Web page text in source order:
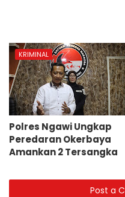
KRIMINAL
Polres Ngawi Ungkap
Peredaran Okerbaya
Amankan 2 Tersangka
Post a